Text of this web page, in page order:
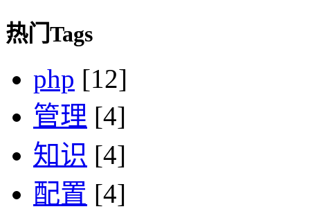
热门Tags
php [12]
管理 [4]
知识 [4]
配置 [4]